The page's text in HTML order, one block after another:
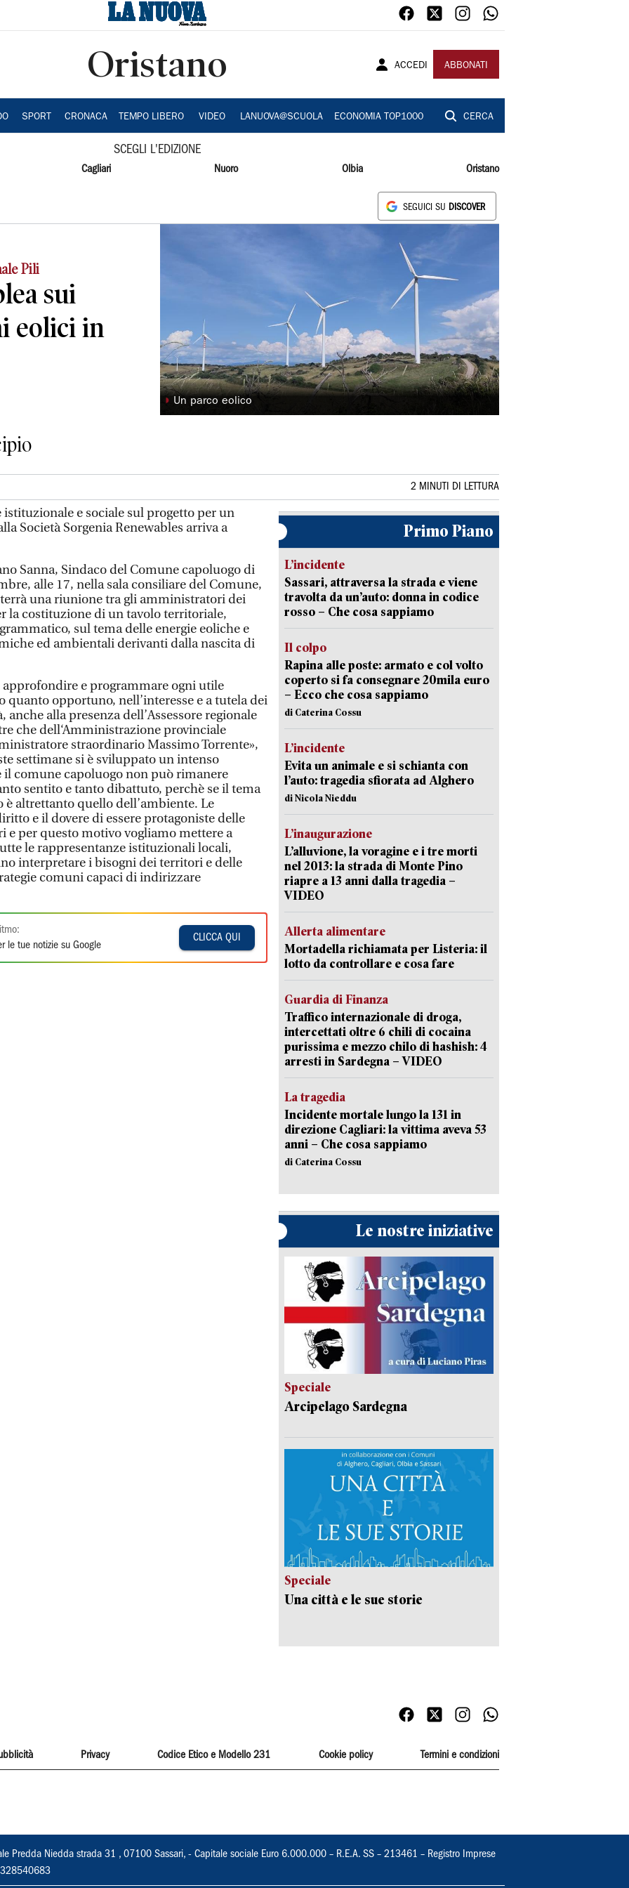
Oristano ACCEDI ABBONATI
SPORT CRONACA TEMPO LIBERO VIDEO LANUOVA@SCUOLA ECONOMIA TOP1000 CERCA
SCEGLI L'EDIZIONE
Cagliari Nuoro Olbia Oristano
SEGUICI SU DISCOVER
Pili
sui
eolici in
◗ Un parco eolico
2 MINUTI DI LETTURA
e sociale sul progetto per un
Società Sorgenia Renewables arriva a
Sanna, Sindaco del Comune capoluogo di
alle 17, nella sala consiliare del Comune,
terrà una riunione tra gli amministratori dei
la costituzione di un tavolo territoriale,
sul tema delle energie eoliche e
ed ambientali derivanti dalla nascita di
approfondire e programmare ogni utile
opportuno, nell’interesse e a tutela dei
alla presenza dell’Assessore regionale
che dell‘Amministrazione provinciale
straordinario Massimo Torrente»,
settimane si è sviluppato un intenso
il comune capoluogo non può rimanere
sentito e tanto dibattuto, perchè se il tema
è altrettanto quello dell’ambiente. Le
e il dovere di essere protagoniste delle
e per questo motivo vogliamo mettere a
le rappresentanze istituzionali locali,
interpretare i bisogni dei territori e delle
comuni capaci di indirizzare
le tue notizie su Google
CLICCA QUI
Primo Piano
L’incidente
Sassari, attraversa la strada e viene
travolta da un’auto: donna in codice
rosso – Che cosa sappiamo
Il colpo
Rapina alle poste: armato e col volto
coperto si fa consegnare 20mila euro
– Ecco che cosa sappiamo
di Caterina Cossu
L’incidente
Evita un animale e si schianta con
l’auto: tragedia sfiorata ad Alghero
di Nicola Nieddu
L’inaugurazione
L’alluvione, la voragine e i tre morti
nel 2013: la strada di Monte Pino
riapre a 13 anni dalla tragedia –
VIDEO
Allerta alimentare
Mortadella richiamata per Listeria: il
lotto da controllare e cosa fare
Guardia di Finanza
Traffico internazionale di droga,
intercettati oltre 6 chili di cocaina
purissima e mezzo chilo di hashish: 4
arresti in Sardegna – VIDEO
La tragedia
Incidente mortale lungo la 131 in
direzione Cagliari: la vittima aveva 53
anni – Che cosa sappiamo
di Caterina Cossu
Le nostre iniziative
Speciale
Arcipelago Sardegna
Speciale
Una città e le sue storie
Privacy Codice Etico e Modello 231 Cookie policy Termini e condizioni
Predda Niedda strada 31 , 07100 Sassari, - Capitale sociale Euro 6.000.000 – R.E.A. SS – 213461 – Registro Imprese